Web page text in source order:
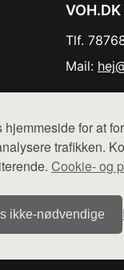
for at
trafikken.
Cookie- og
ikke‑nødvendige
VOH.DK
Tlf.
Mail:
ikke varer fra